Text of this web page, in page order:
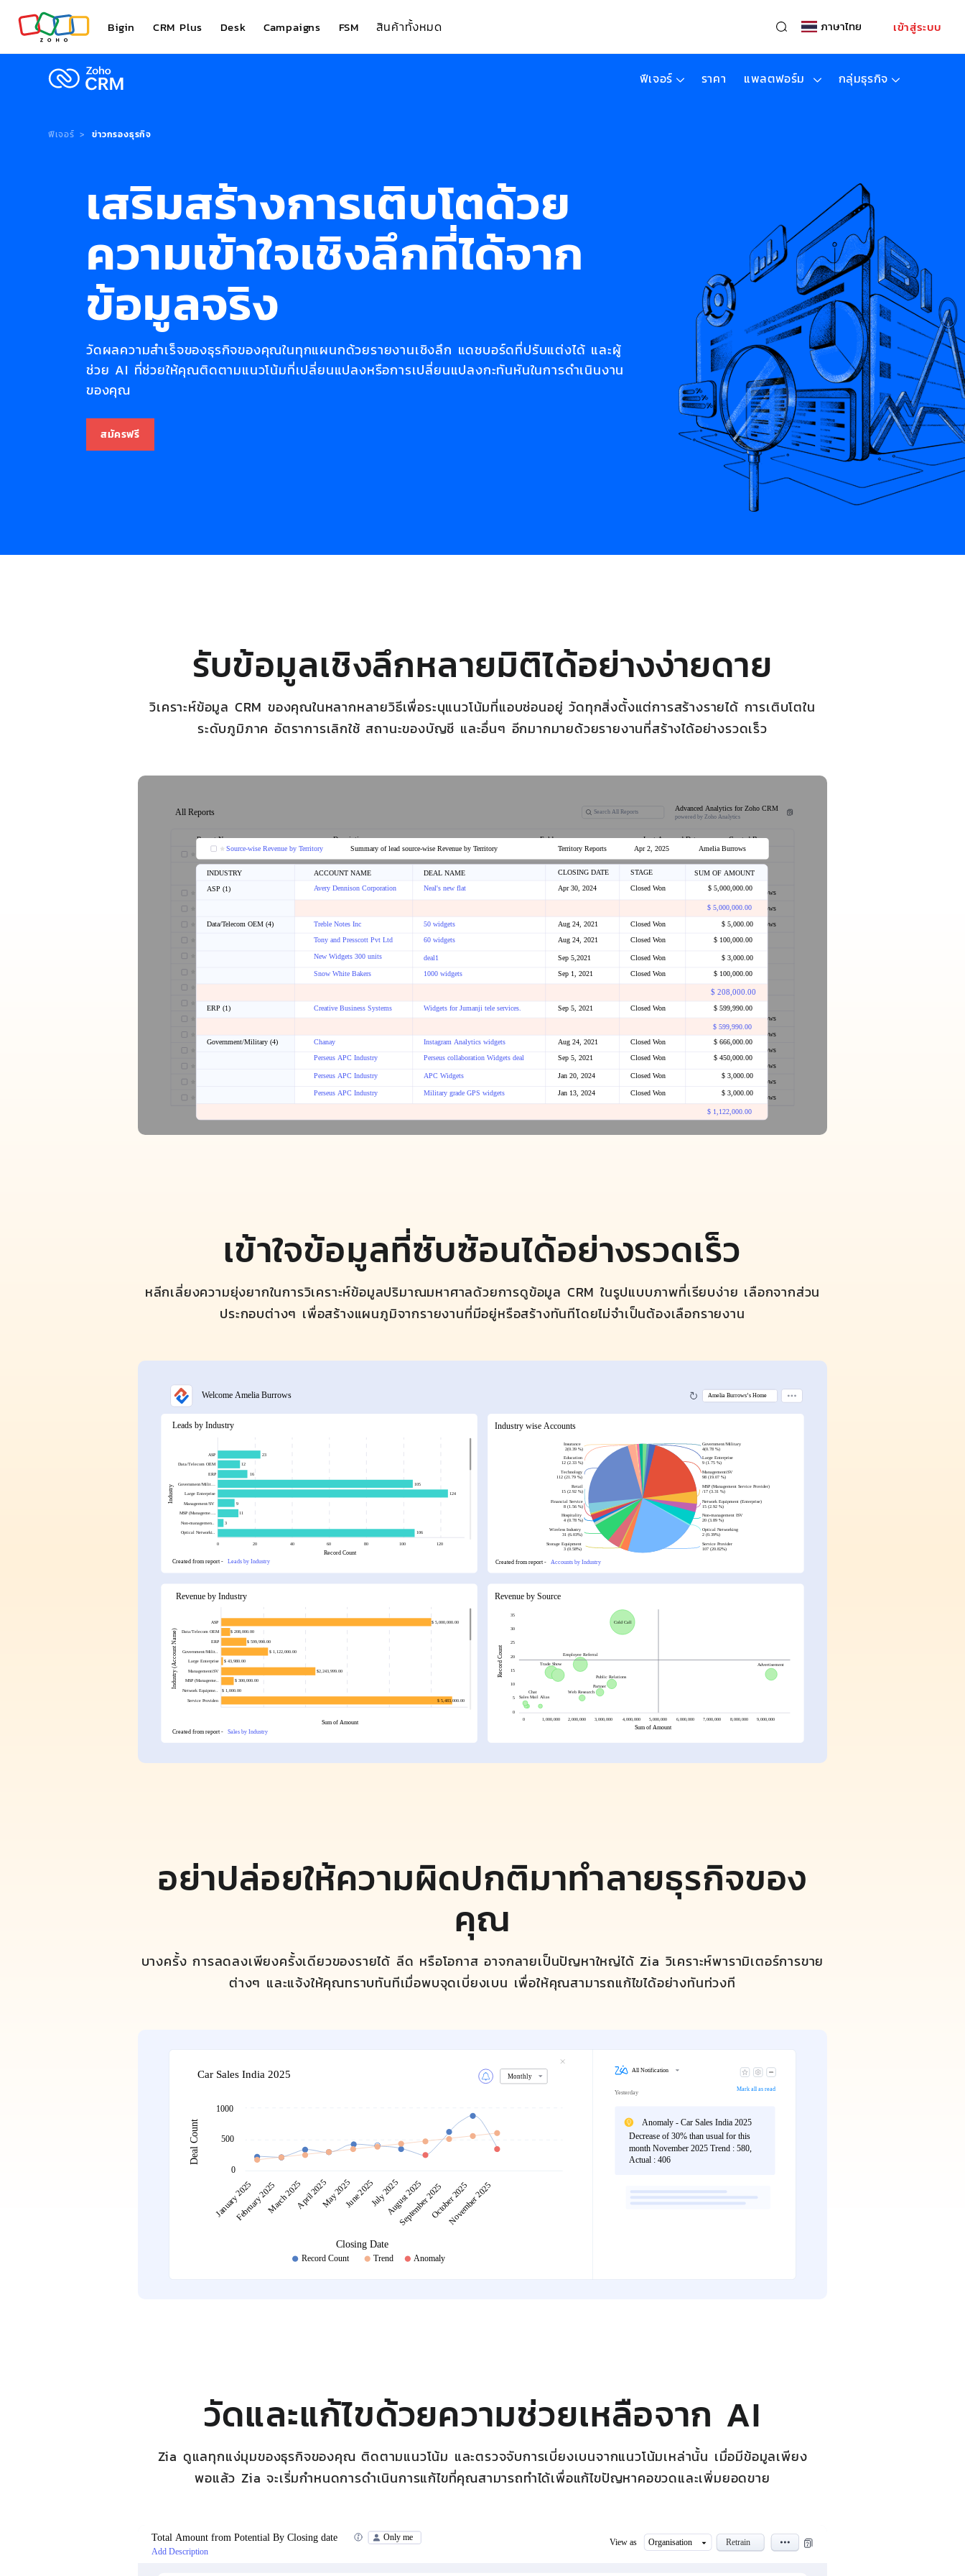
Bigin CRM Plus Desk Campaigns FSM สินค้าทั้งหมด ภาษาไทย เข้าสู่ระบบ
ฟีเจอร์ ราคา แพลตฟอร์ม กลุ่มธุรกิจ
ฟีเจอร์ ข่าวกรองธุรกิจ
เสริมสร้างการเติบโตด้วย
ความเข้าใจเชิงลึกที่ได้จาก
ข้อมูลจริง
วัดผลความสำเร็จของธุรกิจของคุณในทุกแผนกด้วยรายงานเชิงลึก แดชบอร์ดที่ปรับแต่งได้ และผู้
ช่วย AI ที่ช่วยให้คุณติดตามแนวโน้มที่เปลี่ยนแปลงหรือการเปลี่ยนแปลงกะทันหันในการดำเนินงาน
ของคุณ
สมัครฟรี
รับข้อมูลเชิงลึกหลายมิติได้อย่างง่ายดาย
วิเคราะห์ข้อมูล CRM ของคุณในหลากหลายวิธีเพื่อระบุแนวโน้มที่แอบซ่อนอยู่ วัดทุกสิ่งตั้งแต่การสร้างรายได้ การเติบโตใน
ระดับภูมิภาค อัตราการเลิกใช้ สถานะของบัญชี และอื่นๆ อีกมากมายด้วยรายงานที่สร้างได้อย่างรวดเร็ว
เข้าใจข้อมูลที่ซับซ้อนได้อย่างรวดเร็ว
หลีกเลี่ยงความยุ่งยากในการวิเคราะห์ข้อมูลปริมาณมหาศาลด้วยการดูข้อมูล CRM ในรูปแบบภาพที่เรียบง่าย เลือกจากส่วน
ประกอบต่างๆ เพื่อสร้างแผนภูมิจากรายงานที่มีอยู่หรือสร้างทันทีโดยไม่จำเป็นต้องเลือกรายงาน
อย่าปล่อยให้ความผิดปกติมาทำลายธุรกิจของ
คุณ
บางครั้ง การลดลงเพียงครั้งเดียวของรายได้ ลีด หรือโอกาส อาจกลายเป็นปัญหาใหญ่ได้ Zia วิเคราะห์พารามิเตอร์การขาย
ต่างๆ และแจ้งให้คุณทราบทันทีเมื่อพบจุดเบี่ยงเบน เพื่อให้คุณสามารถแก้ไขได้อย่างทันท่วงที
วัดและแก้ไขด้วยความช่วยเหลือจาก AI
Zia ดูแลทุกแง่มุมของธุรกิจของคุณ ติดตามแนวโน้ม และตรวจจับการเบี่ยงเบนจากแนวโน้มเหล่านั้น เมื่อมีข้อมูลเพียง
พอแล้ว Zia จะเริ่มกำหนดการดำเนินการแก้ไขที่คุณสามารถทำได้เพื่อแก้ไขปัญหาคอขวดและเพิ่มยอดขาย